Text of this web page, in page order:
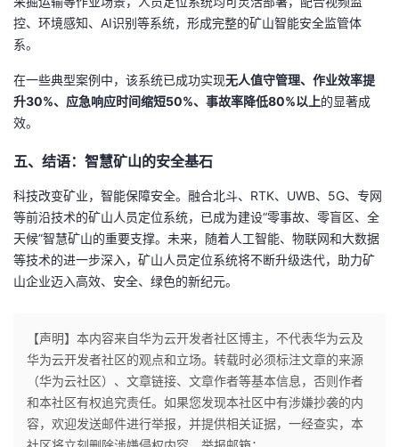
控、环境感知、AI识别等系统，形成完整的矿山智能安全监管体
系。
在一些典型案例中，该系统已成功实现无人值守管理、作业效率提
升30%、应急响应时间缩短50%、事故率降低80%以上的显著成
效。
五、结语：智慧矿山的安全基石
科技改变矿业，智能保障安全。融合北斗、RTK、UWB、5G、专网
等前沿技术的矿山人员定位系统，已成为建设“零事故、零盲区、全
天候”智慧矿山的重要支撑。未来，随着人工智能、物联网和大数据
等技术的进一步深入，矿山人员定位系统将不断升级迭代，助力矿
山企业迈入高效、安全、绿色的新纪元。
【声明】本内容来自华为云开发者社区博主，不代表华为云及
华为云开发者社区的观点和立场。转载时必须标注文章的来源
（华为云社区）、文章链接、文章作者等基本信息，否则作者
和本社区有权追究责任。如果您发现本社区中有涉嫌抄袭的内
容，欢迎发送邮件进行举报，并提供相关证据，一经查实，本